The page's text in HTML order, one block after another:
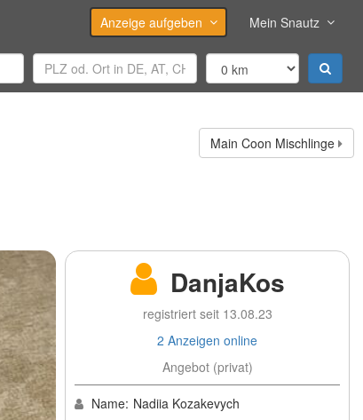
Anzeige aufgeben Mein Snautz
Main Coon Mischlinge
DanjaKos
registriert seit 13.08.23
2 Anzeigen online
Angebot (privat)
Name: Nadiia Kozakevych